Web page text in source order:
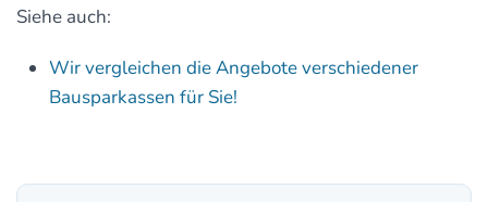
Siehe auch:
Wir vergleichen die Angebote verschiedener
Bausparkassen für Sie!